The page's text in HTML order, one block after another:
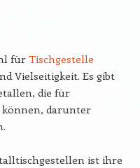
für Tischgestelle
Vielseitigkeit. Es gibt
die für
können, darunter
ist ihre